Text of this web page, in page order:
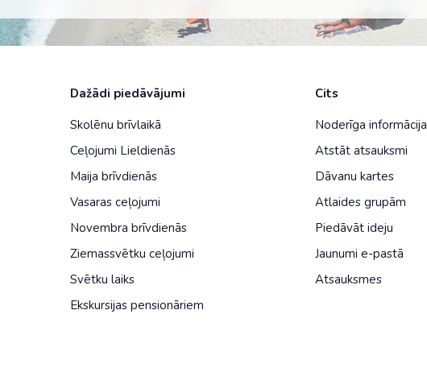
Dažādi piedāvājumi
Skolēnu brīvlaikā
Ceļojumi Lieldienās
Maija brīvdienās
Vasaras ceļojumi
Novembra brīvdienās
Ziemassvētku ceļojumi
Svētku laiks
Ekskursijas pensionāriem
Cits
Noderīga informācija
Atstāt atsauksmi
Dāvanu kartes
Atlaides grupām
Piedāvāt ideju
Jaunumi e-pastā
Atsauksmes